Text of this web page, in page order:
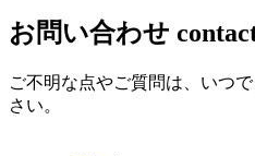
お問い合わせ
ご不明な点やご質問は、いつ
さい。